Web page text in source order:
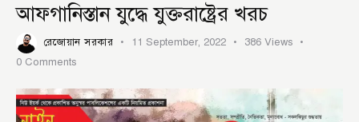
আফগানিস্তান যুদ্ধে যুক্তরাষ্ট্রের খরচ
রেজোয়ান সরকার 11 September, 2022 386 Views
0 Comments